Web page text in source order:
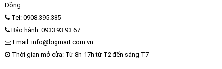
Đồng
Tel: 0908.395.385
Bảo hành: 0933.93.93.67
Email: info@bigmart.com.vn
Thời gian mở cửa: Từ 8h-17h từ T2 đến sáng T7